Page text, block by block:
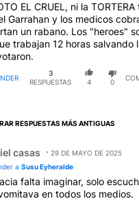
EL CRUEL, ni la
Garrahan y los medicos
un rabano. Los "heroes"
trabajan 12 horas salvando
3
RESPUESTAS
4 0
más antiguas
RESPUESTAS MÁS ANTIGUAS
casas
29 DE MAYO DE 2025
a Susu Eyheralde
falta imaginar, solo
en todos los medios.